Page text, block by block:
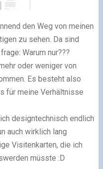
den Weg von meinen
zu sehen. Da sind
Warum nur???
oder weniger von
Es besteht also
für meine Verhältnisse
designtechnisch endlich
auch wirklich lang
Visitenkarten, die ich
müsste :D